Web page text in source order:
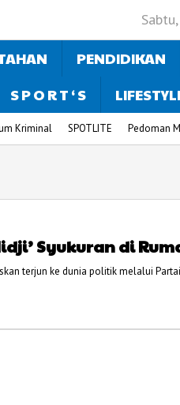
PENDIDIKAN
S P O R T ‘ S
Kriminal SPOTLITE Pedoman
Syukuran di
terjun ke dunia politik melalui